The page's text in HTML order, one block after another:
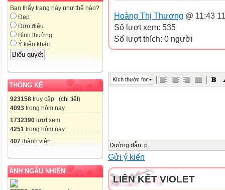
Bạn thấy trang này như thế nào?
Đẹp
Đơn điệu
Bình thường
Ý kiến khác
THỐNG KÊ
923158 truy cập (chi tiết)
4093 trong hôm nay
1732390 lượt xem
4251 trong hôm nay
407 thành viên
ẢNH NGẪU NHIÊN
Hoàng Thị Thương @ 11:43
Số lượt xem: 535
Số lượt thích: 0 người
Kích thước font
Đường dẫn: p
Gửi ý kiến
LIÊN KẾT VIOLET